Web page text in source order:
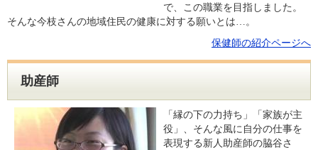
で、この職業を目指しました。
そんな今枝さんの地域住民の健康に対する願いとは…。
保健師の紹介ページへ
助産師
「縁の下の力持ち」「家族が主
役」、そんな風に自分の仕事を
表現する新人助産師の脇谷さ